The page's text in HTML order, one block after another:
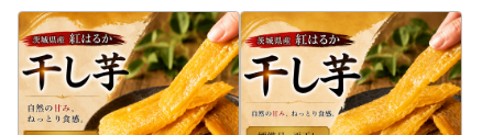
容をご記入ください。内容が異なる場合は寄附控除対象にな
らない可能性がありますのでご注意ください。
●配送の転送にかかる運賃について（配送手配開始後の送付
先住所の変更）